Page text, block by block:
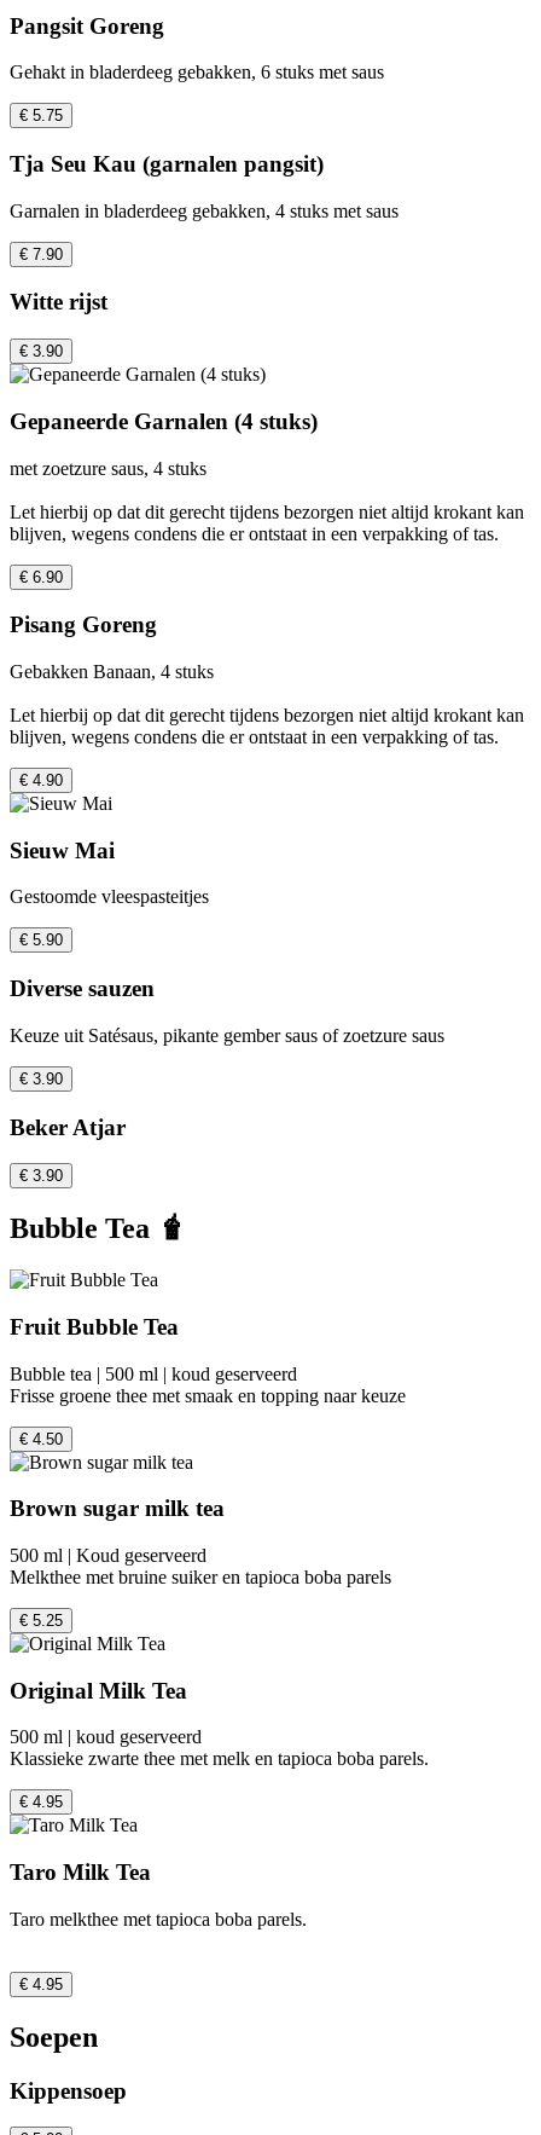
Pangsit Goreng
Gehakt in bladerdeeg gebakken, 6 stuks met saus
€ 5.75
Tja Seu Kau (garnalen pangsit)
Garnalen in bladerdeeg gebakken, 4 stuks met saus
€ 7.90
Witte rijst
€ 3.90
Gepaneerde Garnalen (4 stuks)
met zoetzure saus, 4 stuks
Let hierbij op dat dit gerecht tijdens bezorgen niet altijd krokant kan
blijven, wegens condens die er ontstaat in een verpakking of tas.
€ 6.90
Pisang Goreng
Gebakken Banaan, 4 stuks
Let hierbij op dat dit gerecht tijdens bezorgen niet altijd krokant kan
blijven, wegens condens die er ontstaat in een verpakking of tas.
€ 4.90
Sieuw Mai
Gestoomde vleespasteitjes
€ 5.90
Diverse sauzen
Keuze uit Satésaus, pikante gember saus of zoetzure saus
€ 3.90
Beker Atjar
€ 3.90
Bubble Tea 🧋
Fruit Bubble Tea
Bubble tea | 500 ml | koud geserveerd
Frisse groene thee met smaak en topping naar keuze
€ 4.50
Brown sugar milk tea
500 ml | Koud geserveerd
Melkthee met bruine suiker en tapioca boba parels
€ 5.25
Original Milk Tea
500 ml | koud geserveerd
Klassieke zwarte thee met melk en tapioca boba parels.
€ 4.95
Taro Milk Tea
Taro melkthee met tapioca boba parels.
€ 4.95
Soepen
Kippensoep